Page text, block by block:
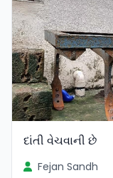
દાંતી વેચવાની છે
Fejan Sandh